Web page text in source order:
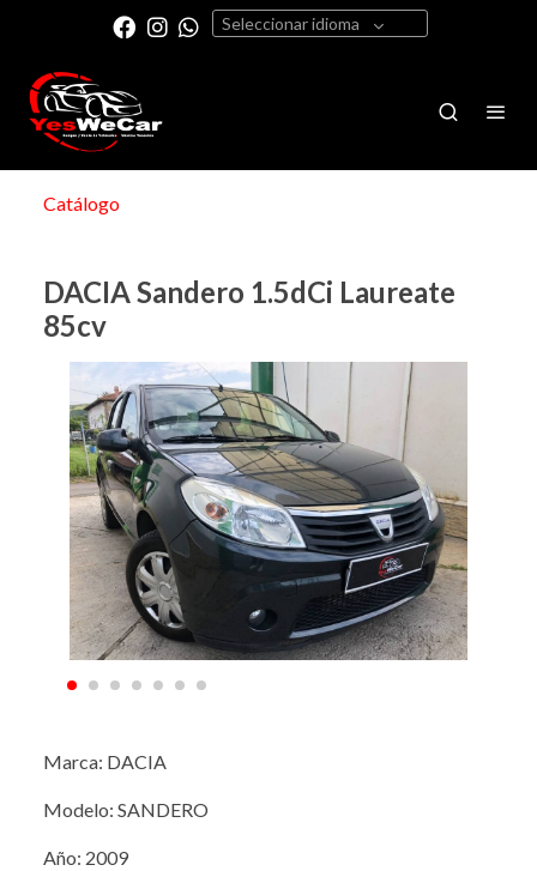
Seleccionar idioma
Catálogo
DACIA Sandero 1.5dCi Laureate
85cv
Marca: DACIA
Modelo: SANDERO
Año: 2009